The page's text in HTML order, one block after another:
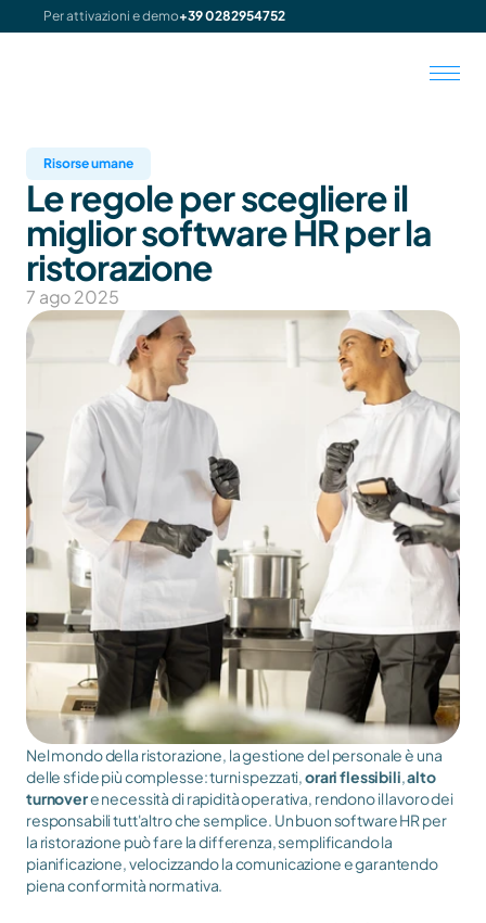
Per attivazioni e demo+39 0282954752
Risorse umane
Le regole per scegliere il
miglior software HR per la
ristorazione
7 ago 2025
Nel mondo della ristorazione, la gestione del personale è una
delle sfide più complesse: turni spezzati, orari flessibili, alto
turnover e necessità di rapidità operativa, rendono il lavoro dei
responsabili tutt'altro che semplice. Un buon software HR per
la ristorazione può fare la differenza, semplificando la
pianificazione, velocizzando la comunicazione e garantendo
piena conformità normativa.